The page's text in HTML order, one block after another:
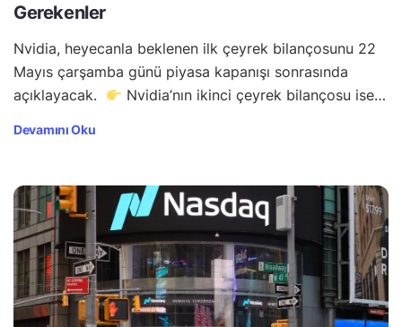
Gerekenler
Nvidia, heyecanla beklenen ilk çeyrek bilançosunu 22
Mayıs çarşamba günü piyasa kapanışı sonrasında
açıklayacak.
Nvidia’nın ikinci çeyrek bilançosu ise…
Devamını Oku